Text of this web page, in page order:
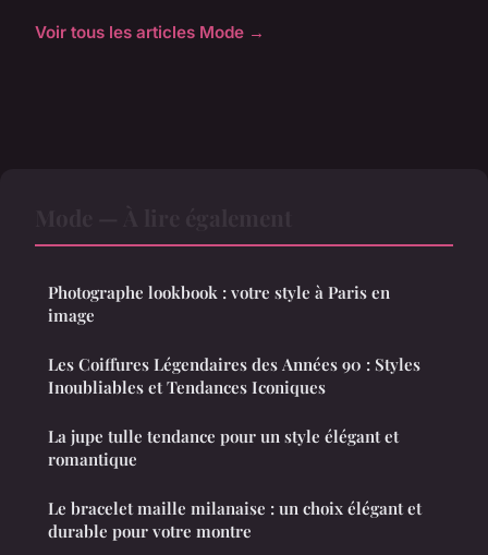
Voir tous les articles Mode →
Photographe lookbook : votre style à Paris en
image
Les Coiffures Légendaires des Années 90 : Styles
Inoubliables et Tendances Iconiques
La jupe tulle tendance pour un style élégant et
romantique
Le bracelet maille milanaise : un choix élégant et
durable pour votre montre